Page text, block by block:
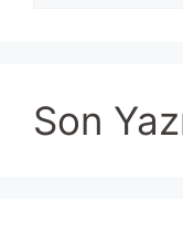
Son